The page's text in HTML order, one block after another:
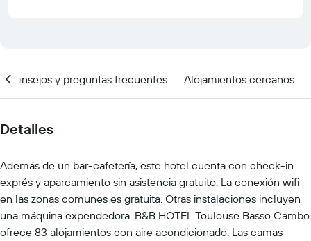
Consejos y preguntas frecuentes Alojamientos cercanos
Detalles
Además de un bar-cafetería, este hotel cuenta con check-in
exprés y aparcamiento sin asistencia gratuito. La conexión wifi
en las zonas comunes es gratuita. Otras instalaciones incluyen
una máquina expendedora. B&B HOTEL Toulouse Basso Cambo
ofrece 83 alojamientos con aire acondicionado. Las camas